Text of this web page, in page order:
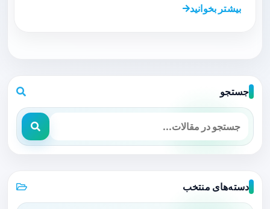
بیشتر بخوانید
جستجو
دسته‌های منتخب